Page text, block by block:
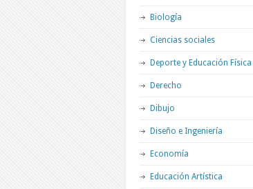
Biología
Ciencias sociales
Deporte y Educación Física
Derecho
Dibujo
Diseño e Ingeniería
Economía
Educación Artística